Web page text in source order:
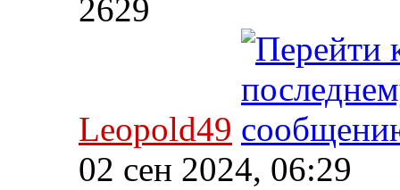
2629
Leopold49
02 сен 2024, 06:29